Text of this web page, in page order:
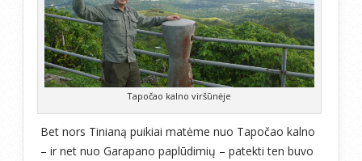
Tapočao kalno viršūnėje
Bet nors Tinianą puikiai matėme nuo Tapočao kalno
– ir net nuo Garapano paplūdimių – patekti ten buvo